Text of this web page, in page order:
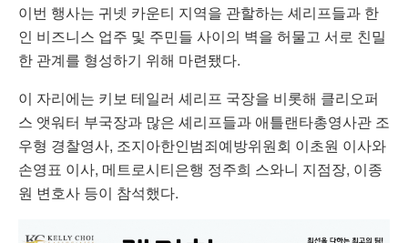
이번 행사는 귀넷 카운티 지역을 관할하는 셰리프들과 한
인 비즈니스 업주 및 주민들 사이의 벽을 허물고 서로 친밀
한 관계를 형성하기 위해 마련됐다.
이 자리에는 키보 테일러 셰리프 국장을 비롯해 클리오퍼
스 앳워터 부국장과 많은 셰리프들과 애틀랜타총영사관 조
우형 경찰영사, 조지아한인범죄예방위원회 이초원 이사와
손영표 이사, 메트로시티은행 정주희 스와니 지점장, 이종
원 변호사 등이 참석했다.